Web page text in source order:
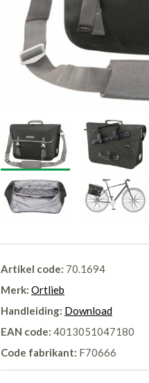
Artikel code: 70.1694
Merk: Ortlieb
Handleiding: Download
EAN code: 4013051047180
Code fabrikant: F70666